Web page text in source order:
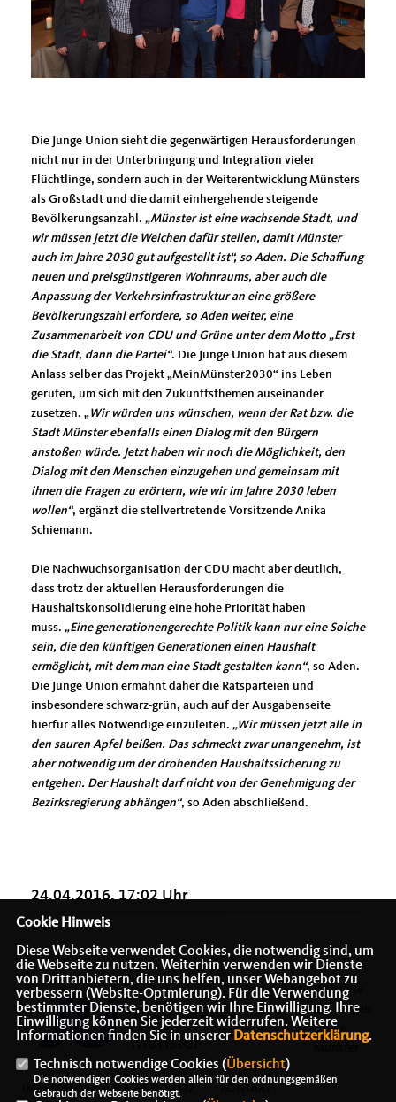
Die Junge Union sieht die gegenwärtigen Herausforderungen
nicht nur in der Unterbringung und Integration vieler
Flüchtlinge, sondern auch in der Weiterentwicklung Münsters
als Großstadt und die damit einhergehende steigende
Bevölkerungsanzahl. Münster ist eine wachsende Stadt, und
wir müssen jetzt die Weichen dafür stellen, damit Münster
auch im Jahre 2030 gut aufgestellt ist“, so Aden. Die Schaffung
neuen und preisgünstigeren Wohnraums, aber auch die
Anpassung der Verkehrsinfrastruktur an eine größere
Bevölkerungszahl erfordere, so Aden weiter, eine
Zusammenarbeit von CDU und Grüne unter dem Motto „Erst
die Stadt, dann die Partei“. Die Junge Union hat aus diesem
Anlass selber das Projekt „MeinMünster2030“ ins Leben
gerufen, um sich mit den Zukunftsthemen auseinander
zusetzen.Wir würden uns wünschen, wenn der Rat bzw. die
Stadt Münster ebenfalls einen Dialog mit den Bürgern
anstoßen würde. Jetzt haben wir noch die Möglichkeit, den
Dialog mit den Menschen einzugehen und gemeinsam mit
ihnen die Fragen zu erörtern, wie wir im Jahre 2030 leben
wollen“, ergänzt die stellvertretende Vorsitzende Anika
Schiemann.
Die Nachwuchsorganisation der CDU macht aber deutlich,
dass trotz der aktuellen Herausforderungen die
Haushaltskonsolidierung eine hohe Priorität haben
muss. Eine generationengerechte Politik kann nur eine Solche
sein, die den künftigen Generationen einen Haushalt
ermöglicht, mit dem man eine Stadt gestalten kann“, so Aden.
Die Junge Union ermahnt daher die Ratsparteien und
insbesondere schwarz-grün, auch auf der Ausgabenseite
hierfür alles Notwendige einzuleiten. Wir müssen jetzt alle in
den sauren Apfel beißen. Das schmeckt zwar unangenehm, ist
aber notwendig um der drohenden Haushaltssicherung zu
entgehen. Der Haushalt darf nicht von der Genehmigung der
Bezirksregierung abhängen“, so Aden abschließend.
24.04.2016, 17:02 Uhr
Webseite
der Jungen
Union
IMPRESSUM DATENSCHUTZ
Cookie Hinweis
Diese Webseite verwendet Cookies, die notwendig sind, um
die Webseite zu nutzen. Weiterhin verwenden wir Dienste
von Drittanbietern, die uns helfen, unser Webangebot zu
verbessern (Website-Optmierung). Für die Verwendung
bestimmter Dienste, benötigen wir Ihre Einwilligung. Ihre
Einwilligung können Sie jederzeit widerrufen. Weitere
Informationen finden Sie in unserer Datenschutzerklärung.
Technisch notwendige Cookies (Übersicht)
Die notwendigen Cookies werden allein für den ordnungsgemäßen
Gebrauch der Webseite benötigt.